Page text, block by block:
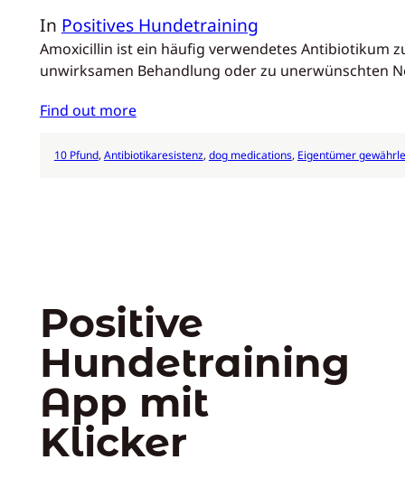
In Positives Hundetraining
Amoxicillin ist ein häufig verwendetes Antibiotikum
unwirksamen Behandlung oder zu unerwünschten
Find out more
10 Pfund, Antibiotikaresistenz, dog medications, Eigentümer
Positive
Hundetraining
App mit
Klicker